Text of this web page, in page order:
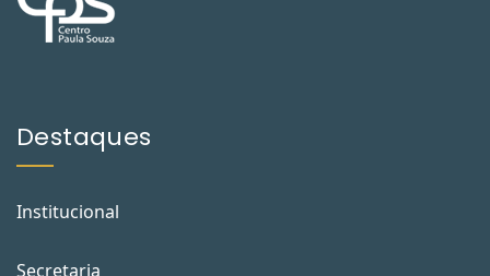
Destaques
Institucional
Secretaria